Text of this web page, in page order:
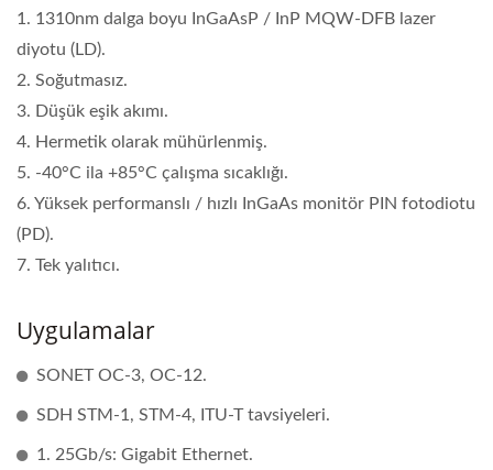
1. 1310nm dalga boyu InGaAsP / InP MQW-DFB lazer
diyotu (LD).
2. Soğutmasız.
3. Düşük eşik akımı.
4. Hermetik olarak mühürlenmiş.
5. -40°C ila +85°C çalışma sıcaklığı.
6. Yüksek performanslı / hızlı InGaAs monitör PIN fotodiotu
(PD).
7. Tek yalıtıcı.
Uygulamalar
SONET OC-3, OC-12.
SDH STM-1, STM-4, ITU-T tavsiyeleri.
1. 25Gb/s: Gigabit Ethernet.